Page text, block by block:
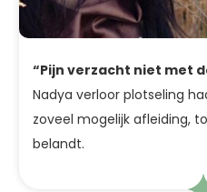
“Pijn verzacht niet met
Nadya verloor plotseling
zoveel mogelijk afleiding,
belandt.